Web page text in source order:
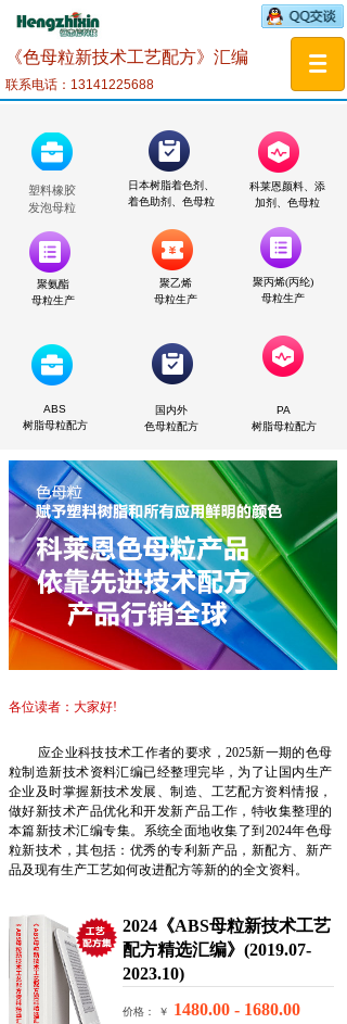
《色母粒新技术工艺配方》汇编
联系电话：13141225688
国内外
色母粒配方
聚氨酯
母粒生产
聚乙烯
母粒生产
PA
树脂母粒配方
聚丙烯(丙纶)
母粒生产
塑料橡胶
发泡母粒
ABS
树脂母粒配方
日本树脂着色剂、
着色助剂、色母粒
科莱恩颜料、添
加剂、色母粒
各位读者：大家好!
应企业科技技术工作者的要求，2025新一期的色母
粒制造新技术资料汇编已经整理完毕，为了让国内生产
企业及时掌握新技术发展、制造、工艺配方资料情报，
做好新技术产品优化和开发新产品工作，特收集整理的
本篇新技术汇编专集。系统全面地收集了到2024年色母
粒新技术，其包括：优秀的专利新产品，新配方、新产
品及现有生产工艺如何改进配方等新的的全文资料。
2024《ABS母粒新技术工艺
配方精选汇编》(2019.07-
2023.10)
价格： ￥ 1480.00 - 1680.00